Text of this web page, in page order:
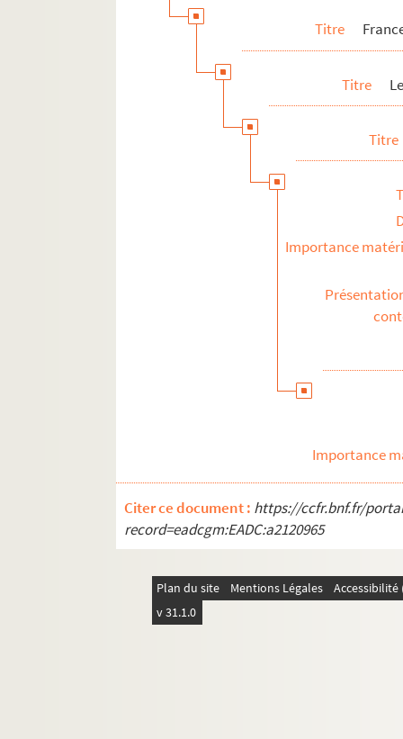
Z
Les services
Titre
Titre
Titre
Importance
Importance
Citer ce document : https://ccfr.bnf.fr/
record=eadcgm:EADC:a2120965
Plan du site Mentions Légales
v 31.1.0